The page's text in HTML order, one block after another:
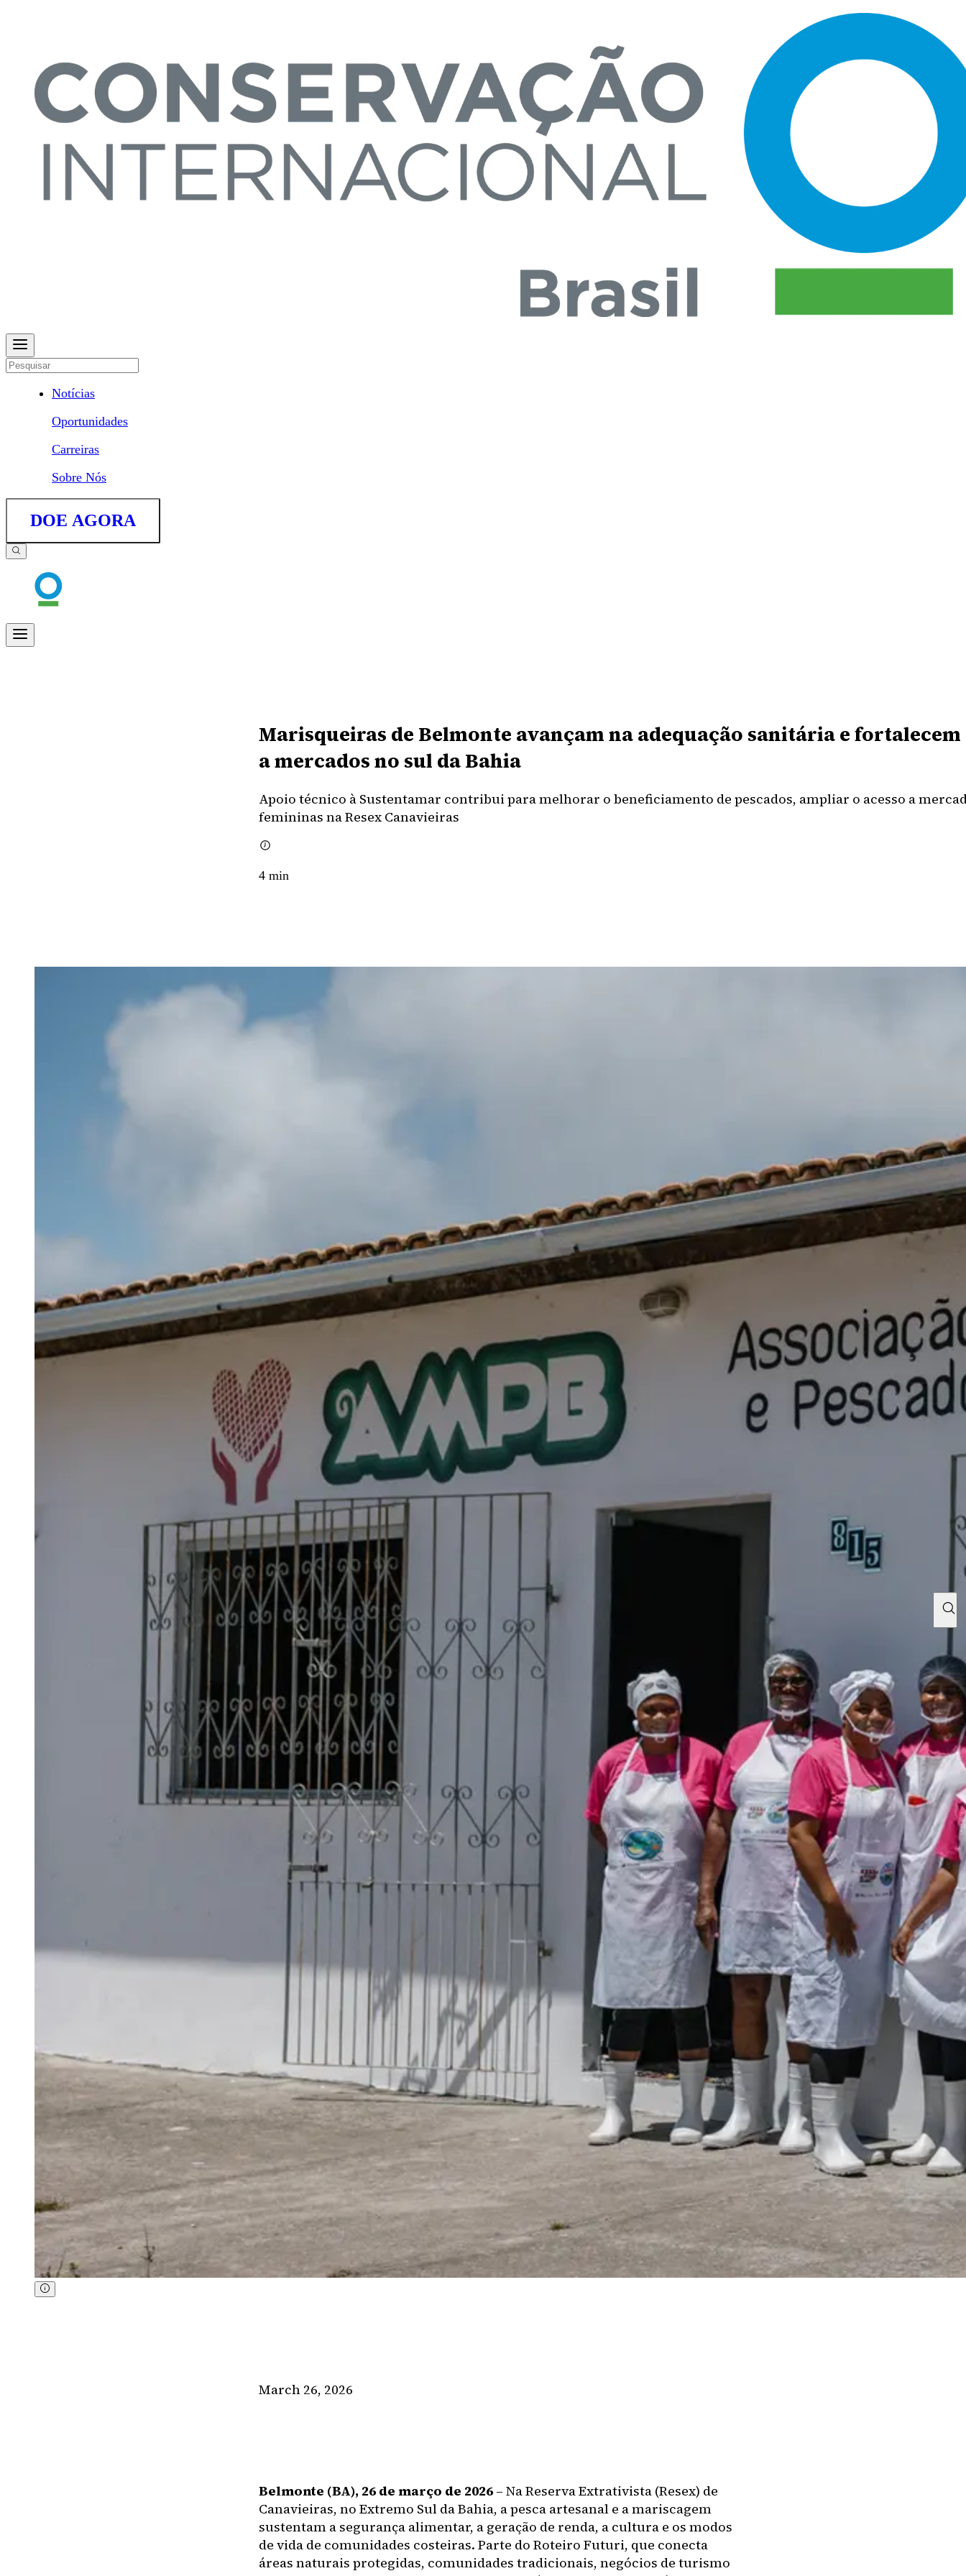
Notícias
Oportunidades
Carreiras
Sobre Nós
DOE AGORA
Marisqueiras de Belmonte avançam na adequação sanitária e fortalecem
a mercados no sul da Bahia
Apoio técnico à Sustentamar contribui para melhorar o beneficiamento de pescados, ampliar o acesso a
femininas na Resex Canavieiras
4 min
March 26, 2026
Belmonte (BA), 26 de março de 2026 – Na Reserva Extrativista (Resex) de
Canavieiras, no Extremo Sul da Bahia, a pesca artesanal e a mariscagem
sustentam a segurança alimentar, a geração de renda, a cultura e os modos
de vida de comunidades costeiras. Parte do Roteiro Futuri, que conecta
áreas naturais protegidas, comunidades tradicionais, negócios de turismo